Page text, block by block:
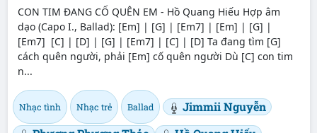
CON TIM ĐANG CỐ QUÊN EM - Hồ Quang Hiếu Hợp âm
dạo (Capo I., Ballad): [Em] | [G] | [Em7] | [Em] | [G] |
[Em7] [C] | [D] | [G] | [Em7] | [C] | [D] Ta đang tìm [G]
cách quên người, phải [Em] cố quên người Dù [C] con tim
n...
Nhạc tình Nhạc trẻ Ballad
Jimmii Nguyễn